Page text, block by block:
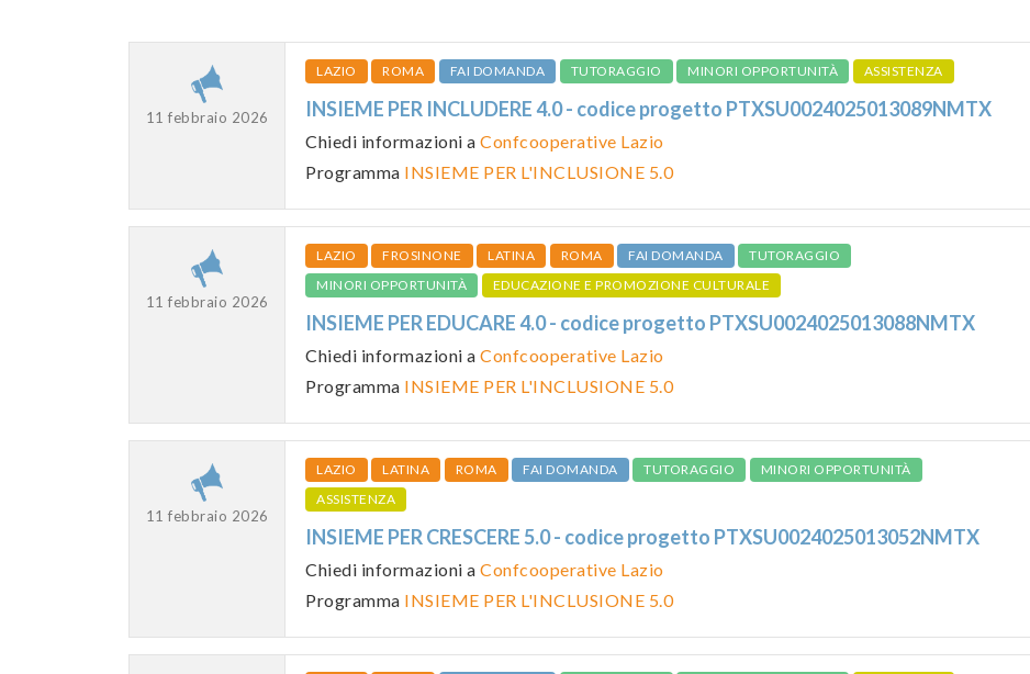
11 febbraio 2026
LAZIO ROMA FAI DOMANDA TUTORAGGIO MINORI OPPORTUNITÀ ASSISTENZA
INSIEME PER INCLUDERE 4.0 - codice progetto PTXSU0024025013089NMTX
Chiedi informazioni a Confcooperative Lazio
Programma INSIEME PER L'INCLUSIONE 5.0
11 febbraio 2026
LAZIO FROSINONE LATINA ROMA FAI DOMANDA
TUTORAGGIO
MINORI OPPORTUNITÀ
EDUCAZIONE E PROMOZIONE CULTURALE
INSIEME PER EDUCARE 4.0 - codice progetto PTXSU0024025013088NMTX
Chiedi informazioni a Confcooperative Lazio
Programma INSIEME PER L'INCLUSIONE 5.0
11 febbraio 2026
LAZIO LATINA ROMA FAI DOMANDA TUTORAGGIO
MINORI OPPORTUNITÀ
ASSISTENZA
INSIEME PER CRESCERE 5.0 - codice progetto PTXSU0024025013052NMTX
Chiedi informazioni a Confcooperative Lazio
Programma INSIEME PER L'INCLUSIONE 5.0